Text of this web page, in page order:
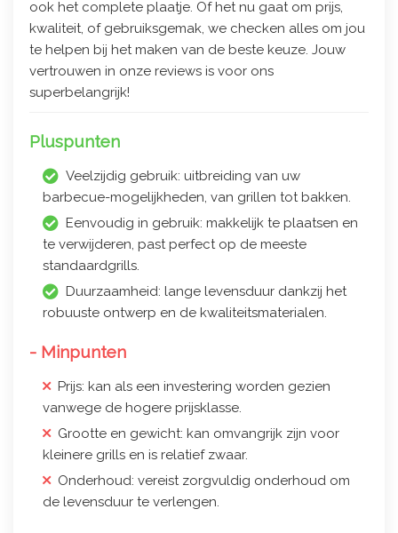
ook het complete plaatje. Of het nu gaat om prijs,
kwaliteit, of gebruiksgemak, we checken alles om jou
te helpen bij het maken van de beste keuze. Jouw
vertrouwen in onze reviews is voor ons
superbelangrijk!
Pluspunten
Veelzijdig gebruik: uitbreiding van uw
barbecue-mogelijkheden, van grillen tot bakken.
Eenvoudig in gebruik: makkelijk te plaatsen en
te verwijderen, past perfect op de meeste
standaardgrills.
Duurzaamheid: lange levensduur dankzij het
robuuste ontwerp en de kwaliteitsmaterialen.
- Minpunten
Prijs: kan als een investering worden gezien
vanwege de hogere prijsklasse.
Grootte en gewicht: kan omvangrijk zijn voor
kleinere grills en is relatief zwaar.
Onderhoud: vereist zorgvuldig onderhoud om
de levensduur te verlengen.